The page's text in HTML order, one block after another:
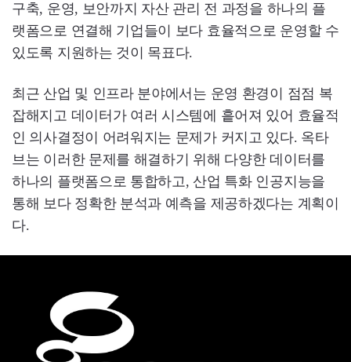
구축, 운영, 보안까지 자산 관리 전 과정을 하나의 플
랫폼으로 연결해 기업들이 보다 효율적으로 운영할 수
있도록 지원하는 것이 목표다.
최근 산업 및 인프라 분야에서는 운영 환경이 점점 복
잡해지고 데이터가 여러 시스템에 흩어져 있어 효율적
인 의사결정이 어려워지는 문제가 커지고 있다. 옥타
브는 이러한 문제를 해결하기 위해 다양한 데이터를
하나의 플랫폼으로 통합하고, 산업 특화 인공지능을
통해 보다 정확한 분석과 예측을 제공하겠다는 계획이
다.